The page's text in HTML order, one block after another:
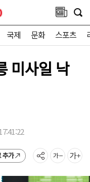
국제 문화 스포츠
미사일 낙
추가